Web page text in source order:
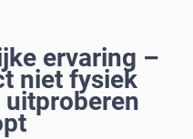
ervaring –
niet fysiek
uitproberen